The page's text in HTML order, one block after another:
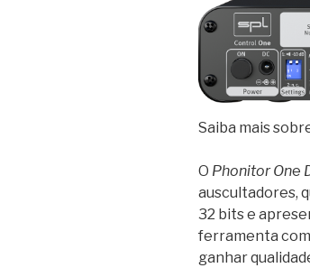
Saiba mais
O Phonitor One
auscultadores,
32 bits e
ferramenta
ganhar